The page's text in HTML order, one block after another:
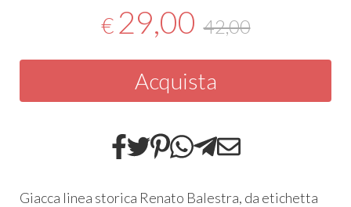
€ 29,00 42,00
Acquista
Giacca linea storica Renato Balestra, da etichetta